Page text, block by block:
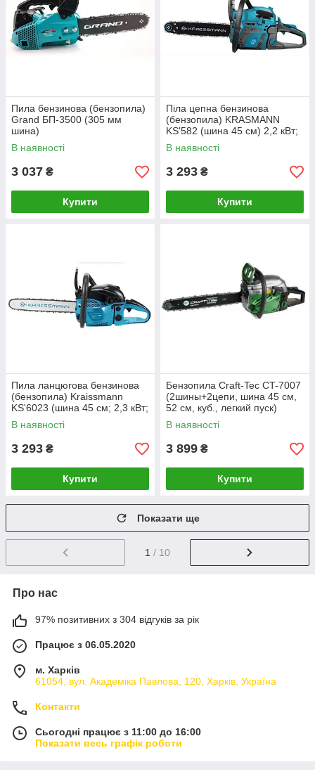
Пила бензинова (бензопила)
Grand БП-3500 (305 мм
шина)
В наявності
3 037 ₴
Купити
Піла цепна бензинова
(бензопила) KRASMANN
KS'582 (шина 45 см) 2,2 кВт;
58 см3)
В наявності
3 293 ₴
Купити
Пила ланцюгова бензинова
(бензопила) Kraissmann
KS'6023 (шина 45 см; 2,3 кВт;
60 см3)
В наявності
3 293 ₴
Купити
Бензопила Craft-Tec CT-7007
(2шины+2цепи, шина 45 см,
52 см, куб., легкий пуск)
В наявності
3 899 ₴
Купити
Показати ще
1 / 10
Про нас
97% позитивних з 304 відгуків за рік
Працює з 06.05.2020
м. Харків
61054, вул. Академіка Павлова, 120, Харків, Україна
Контакти
Сьогодні працює з 11:00 до 16:00
Показати весь графік роботи